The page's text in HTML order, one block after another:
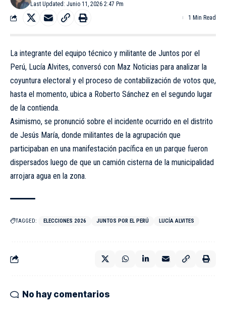
Last Updated: Junio 11, 2026 2:47 Pm
1 Min Read
La integrante del equipo técnico y militante de Juntos por el
Perú, Lucía Alvites, conversó con Maz Noticias para analizar la
coyuntura electoral y el proceso de contabilización de votos que,
hasta el momento, ubica a Roberto Sánchez en el segundo lugar
de la contienda.
Asimismo, se pronunció sobre el incidente ocurrido en el distrito
de Jesús María, donde militantes de la agrupación que
participaban en una manifestación pacífica en un parque fueron
dispersados luego de que un camión cisterna de la municipalidad
arrojara agua en la zona.
TAGGED: ELECCIONES 2026 JUNTOS POR EL PERÚ LUCÍA ALVITES
No hay comentarios